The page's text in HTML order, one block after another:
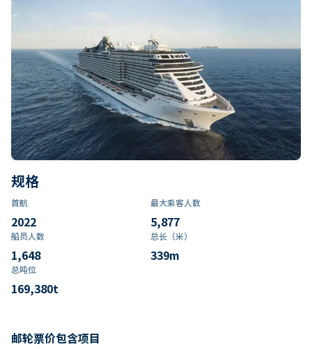
规格
首航
2022
最大乘客人数
5,877
船员人数
1,648
总长（米）
339m
总吨位
169,380t
邮轮票价包含项目